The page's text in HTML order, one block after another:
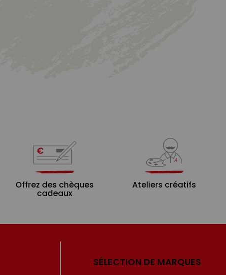
Offrez des chèques
cadeaux
Ateliers créatifs
SÉLECTION DE MARQUES